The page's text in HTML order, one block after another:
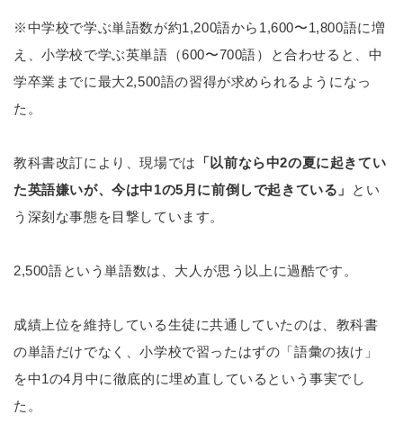
※中学校で学ぶ単語数が約1,200語から1,600〜1,800語に増
え、小学校で学ぶ英単語（600〜700語）と合わせると、中
学卒業までに最大2,500語の習得が求められるようになっ
た。
教科書改訂により、現場では
「以前なら中2の夏に起きてい
た英語嫌いが、今は中1の5月に前倒しで起きている」
とい
う深刻な事態を目撃しています。
2,500語という単語数は、大人が思う以上に過酷です。
成績上位を維持している生徒に共通していたのは、教科書
の単語だけでなく、小学校で習ったはずの「語彙の抜け」
を中1の4月中に徹底的に埋め直しているという事実でし
た。